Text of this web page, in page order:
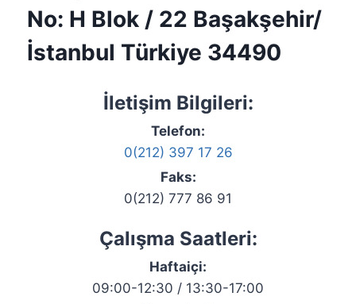
No: H Blok / 22 Başakşehir/
İstanbul Türkiye 34490
İletişim Bilgileri:
Telefon:
0(212) 397 17 26
Faks:
0(212) 777 86 91
Çalışma Saatleri:
Haftaiçi:
09:00-12:30 / 13:30-17:00